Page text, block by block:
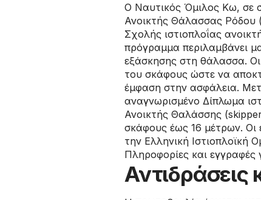
Ο Ναυτικός Όμιλος Κω, σε
Ανοικτής Θάλασσας Ρόδου
Σχολής ιστιοπλοΐας
πρόγραμμα περιλαμβάνει
εξάσκησης στη θάλασσα. Οι
του σκάφους ώστε να
έμφαση στην ασφάλεια.
αναγνωρισμένο Δίπλωμα
Ανοικτής Θαλάσσης
σκάφους έως 16 μέτρων. Οι
την Ελληνική Ιστιοπλοϊκή
Πληροφορίες και εγγραφές
Αντιδράσεις